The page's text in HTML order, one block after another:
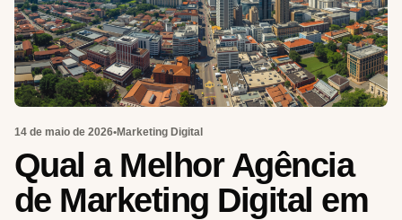
14 de maio de 2026•Marketing Digital
Qual a Melhor Agência
de Marketing Digital em